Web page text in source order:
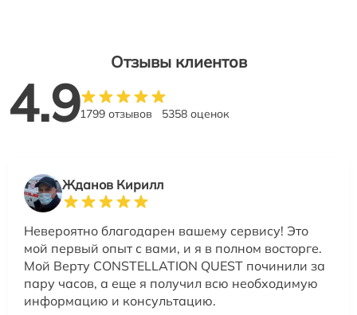
Отзывы клиентов
4.91799 отзывов 5358 оценок
Жданов Кирилл
Невероятно благодарен вашему сервису! Это
мой первый опыт с вами, и я в полном восторге.
Мой Верту CONSTELLATION QUEST починили за
пару часов, а еще я получил всю необходимую
информацию и консультацию.